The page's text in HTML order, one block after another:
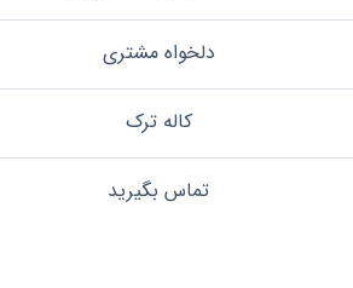
دلخواه مشتری
کاله ترک
تماس بگیرید